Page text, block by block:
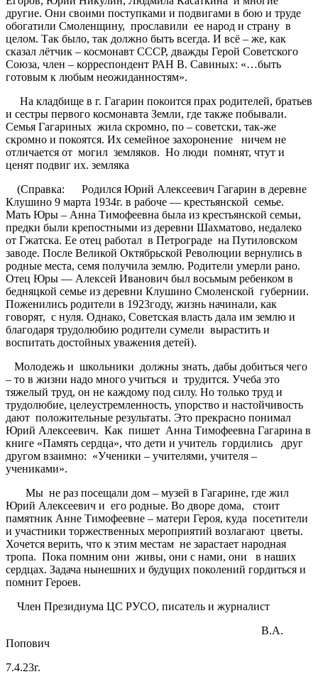
другие. Они своими поступками и подвигами в бою и труде
обогатили Смоленщину, прославили ее народ и страну в
целом. Так было, так должно быть всегда. И всё – же, как
сказал лётчик – космонавт СССР, дважды Герой Советского
Союза, член – корреспондент РАН В. Савиных: «…быть
готовым к любым неожиданностям».
На кладбище в г. Гагарин покоится прах родителей, братьев
и сестры первого космонавта Земли, где также побывали.
Семья Гагариных жила скромно, по – советски, так-же
скромно и покоятся. Их семейное захоронение ничем не
отличается от могил земляков. Но люди помнят, чтут и
ценят подвиг их. земляка
(Справка: Родился Юрий Алексеевич Гагарин в деревне
Клушино 9 марта 1934г. в рабоче — крестьянской семье.
Мать Юры – Анна Тимофеевна была из крестьянской семьи,
предки были крепостными из деревни Шахматово, недалеко
от Гжатска. Ее отец работал в Петрограде на Путиловском
заводе. После Великой Октябрьской Революции вернулись в
родные места, семя получила землю. Родители умерли рано.
Отец Юры — Алексей Иванович был восьмым ребенком в
бедняцкой семье из деревни Клушино Смоленской губернии.
Поженились родители в 1923году, жизнь начинали, как
говорят, с нуля. Однако, Советская власть дала им землю и
благодаря трудолюбию родители сумели вырастить и
воспитать достойных уважения детей).
Молодежь и школьники должны знать, дабы добиться чего
– то в жизни надо много учиться и трудится. Учеба это
тяжелый труд, он не каждому под силу. Но только труд и
трудолюбие, целеустремленность, упорство и настойчивость
дают положительные результаты. Это прекрасно понимал
Юрий Алексеевич. Как пишет Анна Тимофеевна Гагарина в
книге «Память сердца», что дети и учитель гордились друг
другом взаимно: «Ученики – учителями, учителя –
учениками».
Мы не раз посещали дом – музей в Гагарине, где жил
Юрий Алексеевич и его родные. Во дворе дома, стоит
памятник Анне Тимофеевне – матери Героя, куда посетители
и участники торжественных мероприятий возлагают цветы.
Хочется верить, что к этим местам не зарастает народная
тропа. Пока помним они живы, они с нами, они в наших
сердцах. Задача нынешних и будущих поколений гордиться и
помнит Героев.
Член Президиума ЦС РУСО, писатель и журналист
В.А.
Попович
7.4.23г.